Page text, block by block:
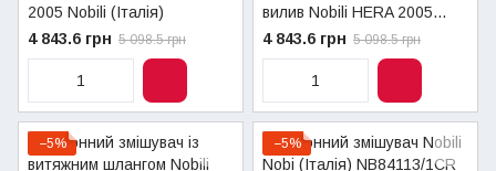
2005 Nobili (Італія)
4 843.6 грн 5 098.5 грн
вилив Nobili HERA 2005
(Італія)
4 843.6 грн 5 098.5 грн
−5% −5%